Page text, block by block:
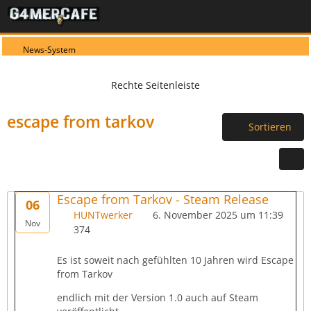
News-System
escape from tarkov Sortieren
06
Nov
Escape from Tarkov - Steam Release
HUNTwerker
6. November 2025 um 11:39
374
Es ist soweit nach gefühlten 10 Jahren wird Escape
from Tarkov
endlich mit der Version 1.0 auch auf Steam